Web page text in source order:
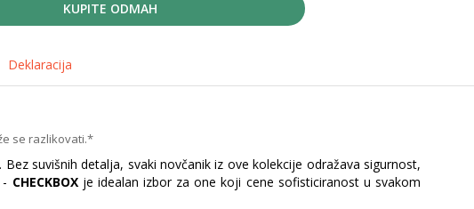
KUPITE ODMAH
Deklaracija
se razlikovati.*
suvišnih detalja, svaki novčanik iz ove kolekcije odražava sigurnost,
CHECKBOX je idealan izbor za one koji cene sofisticiranost u svakom